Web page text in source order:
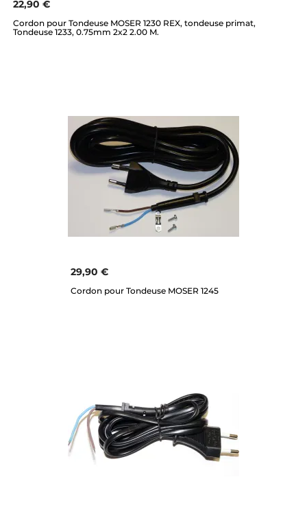
22,90 €
Cordon pour Tondeuse MOSER 1230 REX, tondeuse primat,
Tondeuse 1233, 0.75mm 2x2 2.00 M.
29,90 €
Cordon pour Tondeuse MOSER 1245